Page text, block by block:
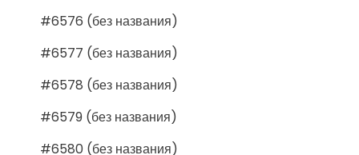
#6576 (без названия)
#6577 (без названия)
#6578 (без названия)
#6579 (без названия)
#6580 (без названия)